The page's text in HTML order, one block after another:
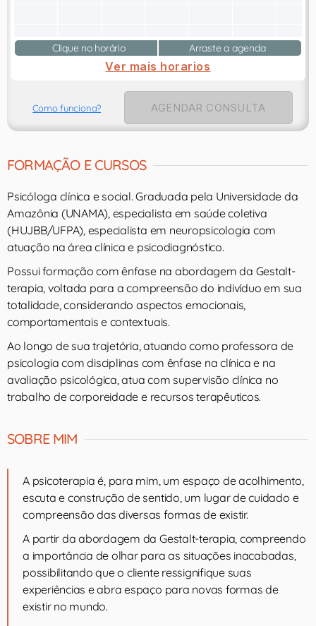
Clique no horário Arraste a agenda
Ver mais horarios
Como funciona? AGENDAR CONSULTA
FORMAÇÃO E CURSOS
Psicóloga clínica e social. Graduada pela Universidade da
Amazônia (UNAMA), especialista em saúde coletiva
(HUJBB/UFPA), especialista em neuropsicologia com
atuação na área clínica e psicodiagnóstico.
Possui formação com ênfase na abordagem da Gestalt-
terapia, voltada para a compreensão do indivíduo em sua
totalidade, considerando aspectos emocionais,
comportamentais e contextuais.
Ao longo de sua trajetória, atuando como professora de
psicologia com disciplinas com ênfase na clínica e na
avaliação psicológica, atua com supervisão clínica no
trabalho de corporeidade e recursos terapêuticos.
SOBRE MIM
A psicoterapia é, para mim, um espaço de acolhimento,
escuta e construção de sentido, um lugar de cuidado e
compreensão das diversas formas de existir.
A partir da abordagem da Gestalt-terapia, compreendo
a importância de olhar para as situações inacabadas,
possibilitando que o cliente ressignifique suas
experiências e abra espaço para novas formas de
existir no mundo.